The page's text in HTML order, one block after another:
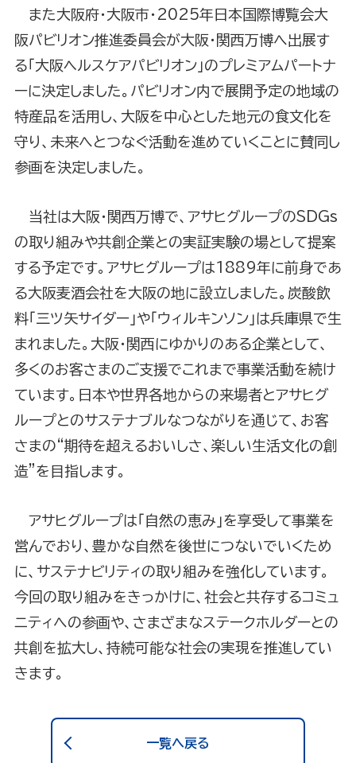
また大阪府・大阪市・2025年日本国際博覧会大
阪パビリオン推進委員会が大阪・関西万博へ出展す
る「大阪ヘルスケアパビリオン」のプレミアムパートナ
ーに決定しました。パビリオン内で展開予定の地域の
特産品を活用し、大阪を中心とした地元の食文化を
守り、未来へとつなぐ活動を進めていくことに賛同し
参画を決定しました。
当社は大阪・関西万博で、アサヒグループのSDGs
の取り組みや共創企業との実証実験の場として提案
する予定です。アサヒグループは1889年に前身であ
る大阪麦酒会社を大阪の地に設立しました。炭酸飲
料｢三ツ矢サイダー｣や「ウィルキンソン」は兵庫県で生
まれました。大阪・関西にゆかりのある企業として、
多くのお客さまのご支援でこれまで事業活動を続け
ています。日本や世界各地からの来場者とアサヒグ
ループとのサステナブルなつながりを通じて、お客
さまの“期待を超えるおいしさ、楽しい生活文化の創
造”を目指します。
アサヒグループは「自然の恵み」を享受して事業を
営んでおり、豊かな自然を後世につないでいくため
に、サステナビリティの取り組みを強化しています。
今回の取り組みをきっかけに、社会と共存するコミュ
ニティへの参画や、さまざまなステークホルダーとの
共創を拡大し、持続可能な社会の実現を推進してい
きます。
一覧へ戻る